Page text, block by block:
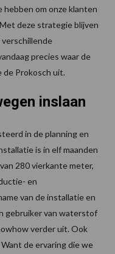
om onze klanten
deze strategie blijven
precies waar de
de Prokosch uit.
inslaan
in de planning en
is in elf maanden
280 vierkante meter,
en
van de installatie en
gebruiker van waterstof
verder uit. Ook
de ervaring die we